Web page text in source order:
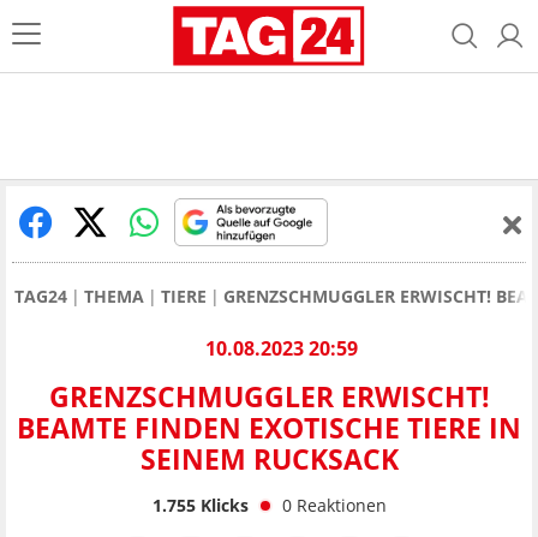
TAG24 THEMA TIERE GRENZSCHMUGGLER ERWISCHT!
10.08.2023 20:59
GRENZSCHMUGGLER ERWISCHT!
BEAMTE FINDEN EXOTISCHE TIERE IN
SEINEM RUCKSACK
1.755Klicks 0 Reaktionen